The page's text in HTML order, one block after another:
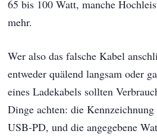
65 bis 100 Watt, manche
mehr.
Wer also das falsche Kabel
entweder quälend langsam oder
eines Ladekabels sollten
Dinge achten: die
USB-PD, und die angegebene